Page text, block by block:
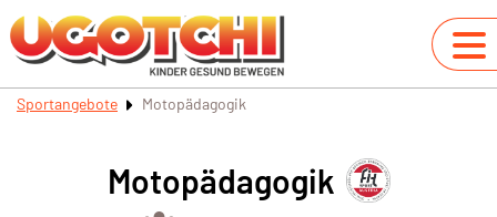
Sportangebote Motopädagogik
Motopädagogik